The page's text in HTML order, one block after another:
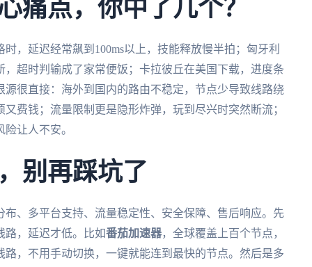
痛点，你中了几个？
，延迟经常飙到100ms以上，技能释放慢半拍；匈牙利
超时判输成了家常便饭；卡拉彼丘在美国下载，进度条
很直接：海外到国内的路由不稳定，节点少导致线路绕
费钱；流量限制更是隐形炸弹，玩到尽兴时突然断流；
让人不安。
别再踩坑了
、多平台支持、流量稳定性、安全保障、售后响应。先
，延迟才低。比如番茄加速器，全球覆盖上百个节点，
，不用手动切换，一键就能连到最快的节点。然后是多